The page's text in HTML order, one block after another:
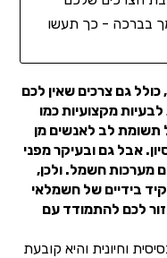
בברכה - כך תעשו
כולל גם צרכים שאין לכם
מקצועיות כמו
תשומת לב לאנשים מן
אבל גם ובעיקר מפני
מערכות חשמל. ולכן,
בידיים של חשמלאי
לכם להתמודד עם
וחיונית והיא קובעת